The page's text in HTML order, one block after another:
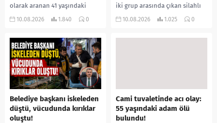
olarak aranan 41 yaşındaki
Ümmühan Dilek Ata’dan acı
10.08.2026 1.840 0
iki grup arasında çıkan silahlı
kavgada iki kuzen yaşamını
10.08.2026 1.025 0
Belediye başkanı iskeleden
düştü, vücudunda kırıklar
oluştu!
Cami tuvaletinde acı olay:
55 yaşındaki adam ölü
bulundu!